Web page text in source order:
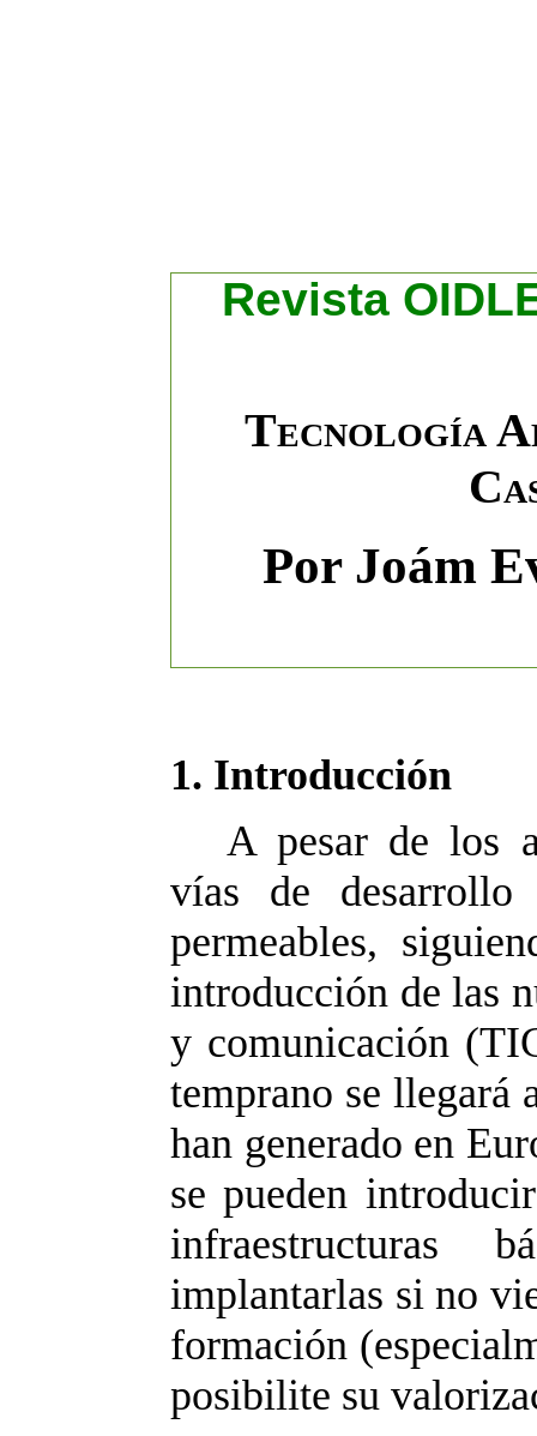
Revista
Tecnología
Por Joám
1. Introducción
A pesar de los
vías de
permeables,
introducción de las
y comunicación
temprano se llegará
han generado en
se pueden
infraestructuras
implantarlas si no
formación
posibilite su